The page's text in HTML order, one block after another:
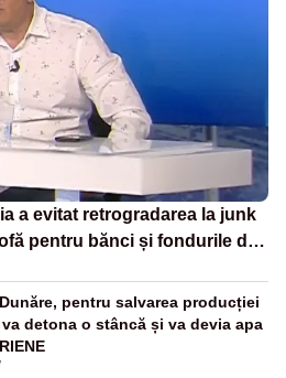
a evitat retrogradarea la junk
pentru bănci și fondurile de
pentru salvarea producției
detona o stâncă și va devia apa